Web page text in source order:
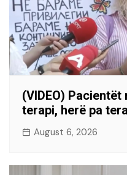
(VIDEO)
terapi, herë pa
August 6, 2026